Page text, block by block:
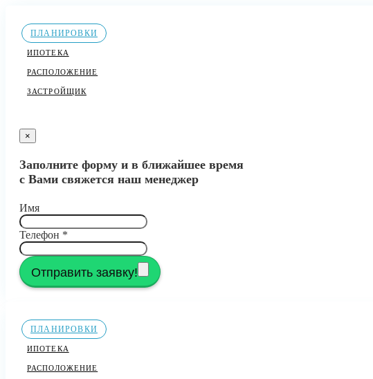
ПЛАНИРОВКИ
ИПОТЕКА
РАСПОЛОЖЕНИЕ
ЗАСТРОЙЩИК
×
Заполните форму и в ближайшее время
с Вами свяжется наш менеджер
Имя
Телефон *
Отправить заявку!
ПЛАНИРОВКИ
ИПОТЕКА
РАСПОЛОЖЕНИЕ